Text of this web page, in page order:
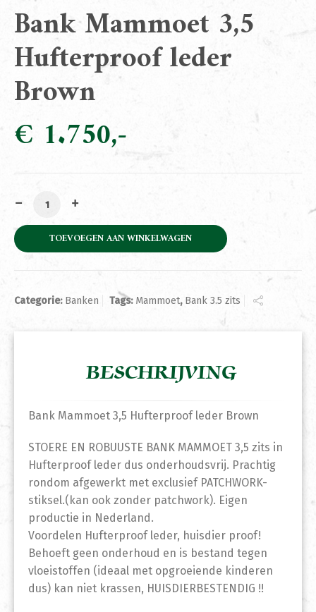
Bank Mammoet 3,5
Hufterproof leder
Brown
€ 1.750
Bank Mammoet 3,5 Hufterproof leder Brown aantal
TOEVOEGEN AAN WINKELWAGEN
Categorie: Banken Tags: Mammoet, Bank 3.5 zits
BESCHRIJVING
Bank Mammoet 3,5 Hufterproof leder Brown
STOERE EN ROBUUSTE BANK MAMMOET 3,5 zits in
Hufterproof leder dus onderhoudsvrij. Prachtig
rondom afgewerkt met exclusief PATCHWORK-
stiksel.(kan ook zonder patchwork). Eigen
productie in Nederland.
Voordelen Hufterproof leder, huisdier proof!
Behoeft geen onderhoud en is bestand tegen
vloeistoffen (ideaal met opgroeiende kinderen
dus) kan niet krassen, HUISDIERBESTENDIG !!